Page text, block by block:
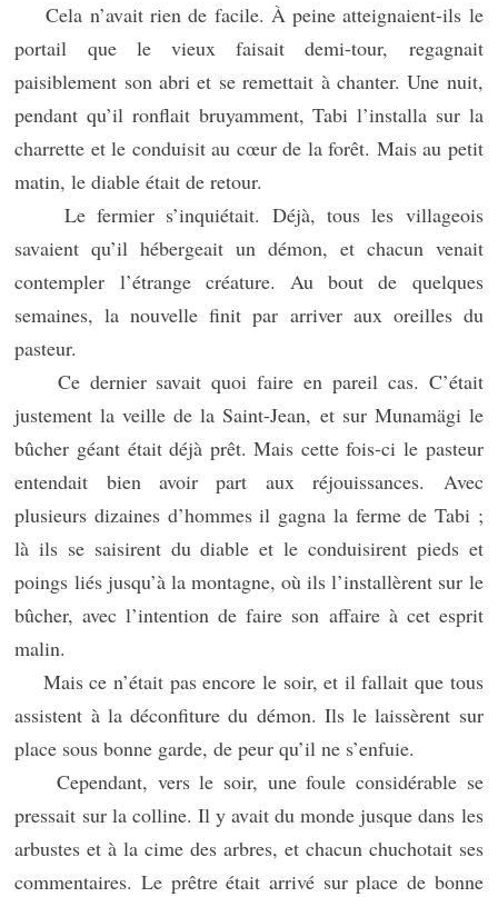
Cela n’avait rien de facile. À peine atteignaient-ils le
portail que le vieux faisait demi-tour, regagnait
paisiblement son abri et se remettait à chanter. Une nuit,
pendant qu’il ronflait bruyamment, Tabi l’installa sur la
charrette et le conduisit au cœur de la forêt. Mais au petit
matin, le diable était de retour.
Le fermier s’inquiétait. Déjà, tous les villageois
savaient qu’il hébergeait un démon, et chacun venait
contempler l’étrange créature. Au bout de quelques
semaines, la nouvelle finit par arriver aux oreilles du
pasteur.
Ce dernier savait quoi faire en pareil cas. C’était
justement la veille de la Saint-Jean, et sur Munamägi le
bûcher géant était déjà prêt. Mais cette fois-ci le pasteur
entendait bien avoir part aux réjouissances. Avec
plusieurs dizaines d’hommes il gagna la ferme de Tabi ;
là ils se saisirent du diable et le conduisirent pieds et
poings liés jusqu’à la montagne, où ils l’installèrent sur le
bûcher, avec l’intention de faire son affaire à cet esprit
malin.
Mais ce n’était pas encore le soir, et il fallait que tous
assistent à la déconfiture du démon. Ils le laissèrent sur
place sous bonne garde, de peur qu’il ne s’enfuie.
Cependant, vers le soir, une foule considérable se
pressait sur la colline. Il y avait du monde jusque dans les
arbustes et à la cime des arbres, et chacun chuchotait ses
commentaires. Le prêtre était arrivé sur place de bonne